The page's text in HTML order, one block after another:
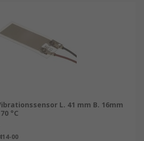
L. 41 mm B. 16mm
°C
00